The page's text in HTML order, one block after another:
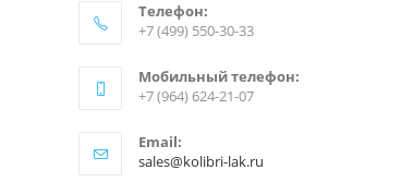
Телефон:
+7 (499) 550-30-33
Мобильный телефон:
+7 (964) 624-21-07
Email:
sales@kolibri-lak.ru